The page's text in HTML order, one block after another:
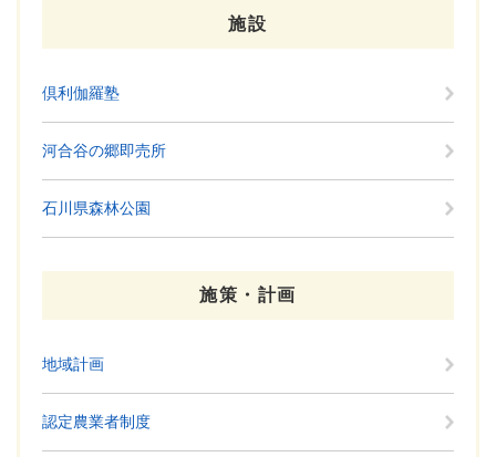
施設
倶利伽羅塾
河合谷の郷即売所
石川県森林公園
施策・計画
地域計画
認定農業者制度